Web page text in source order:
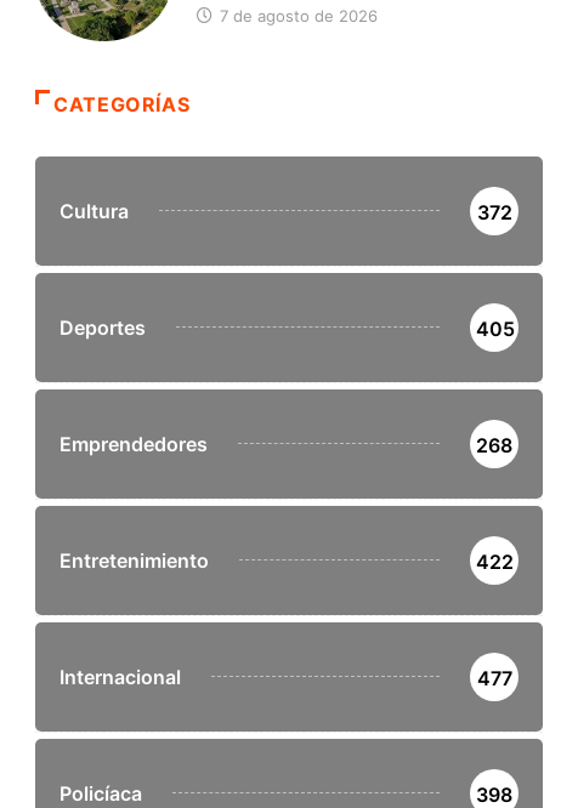
7 de agosto de 2026
CATEGORÍAS
Cultura 372
Deportes 405
Emprendedores 268
Entretenimiento 422
Internacional 477
Policíaca 398